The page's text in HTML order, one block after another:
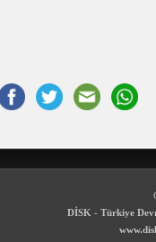
DİSK - Türkiye